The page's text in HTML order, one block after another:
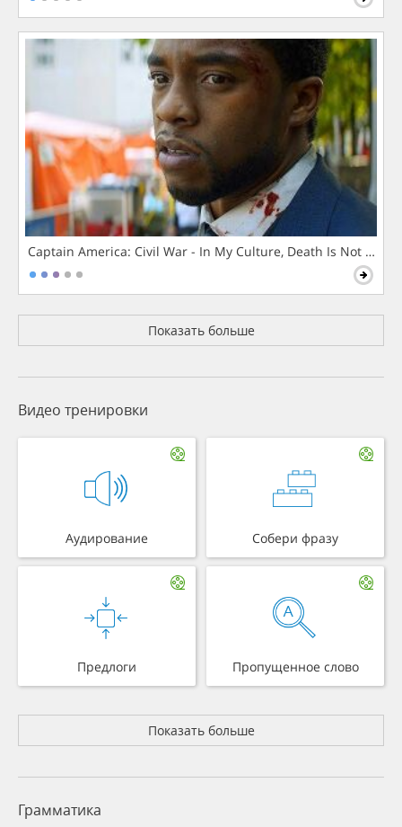
Captain America: Civil War - In My Culture, Death Is Not The
Показать больше
Видео тренировки
Аудирование Собери фразу
Предлоги Пропущенное слово
Показать больше
Грамматика